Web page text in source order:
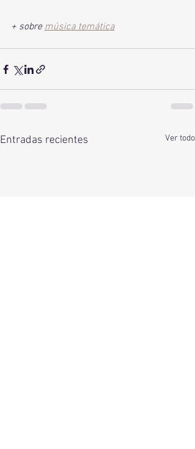
+ sobre música temática
Entradas recientes Ver todo